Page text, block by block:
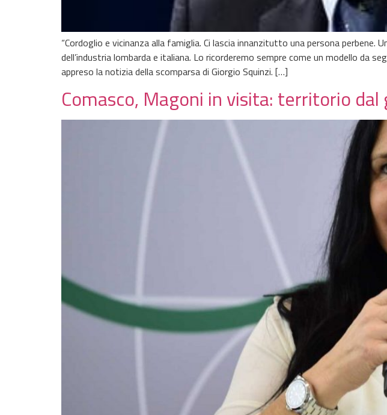
“Cordoglio e vicinanza alla famiglia. Ci lascia innanzitutto una persona
dell’industria lombarda e italiana. Lo ricorderemo sempre come un modello da
appreso la notizia della scomparsa di Giorgio Squinzi. […]
Comasco, Magoni in visita: territorio